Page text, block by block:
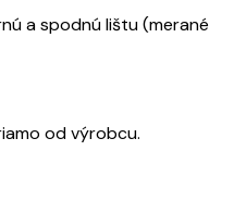
a spodnú lištu (merané
od výrobcu.